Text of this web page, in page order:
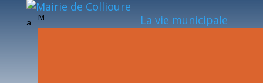
a M La vie municipale